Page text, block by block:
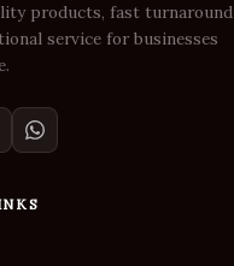
products, fast turnaround
service for businesses